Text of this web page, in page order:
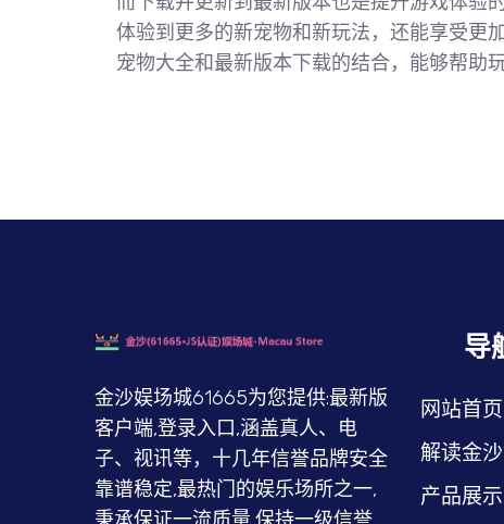
体验到更多的新宠物和新玩法，还能享受更
宠物大全和最新版本下载的结合，能够帮助
金沙娱场城61665为您提供:最新版
客户端,登录入口,涵盖真人、电
子、视讯等，十几年信誉品牌安全
靠谱稳定,最热门的娱乐场所之一,
导
网站首页
解读金
产品展示